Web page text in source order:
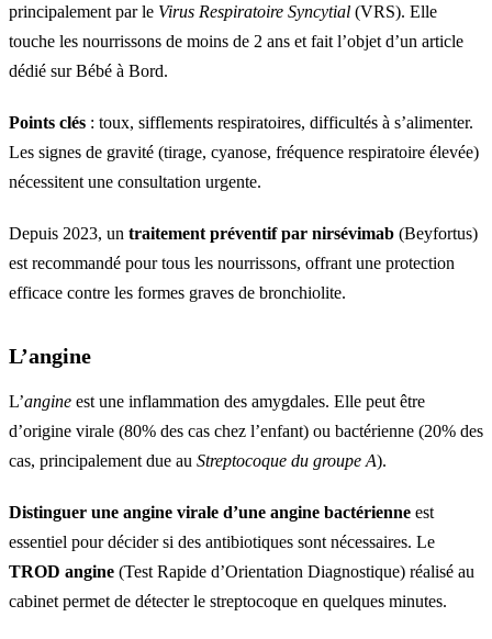
principalement par le Virus Respiratoire Syncytial (VRS). Elle
touche les nourrissons de moins de 2 ans et fait l’objet d’un article
dédié sur Bébé à Bord.
Points clés : toux, sifflements respiratoires, difficultés à s’alimenter.
Les signes de gravité (tirage, cyanose, fréquence respiratoire élevée)
nécessitent une consultation urgente.
Depuis 2023, un traitement préventif par nirsévimab (Beyfortus)
est recommandé pour tous les nourrissons, offrant une protection
efficace contre les formes graves de bronchiolite.
L’angine
L’angine est une inflammation des amygdales. Elle peut être
d’origine virale (80% des cas chez l’enfant) ou bactérienne (20% des
cas, principalement due au Streptocoque du groupe A).
Distinguer une angine virale d’une angine bactérienne est
essentiel pour décider si des antibiotiques sont nécessaires. Le
TROD angine (Test Rapide d’Orientation Diagnostique) réalisé au
cabinet permet de détecter le streptocoque en quelques minutes.